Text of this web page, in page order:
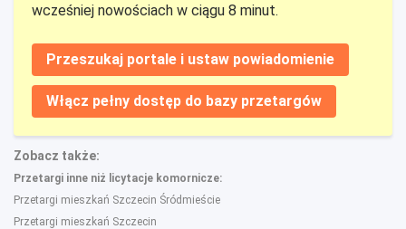
wcześniej nowościach w ciągu 8 minut.
Przeszukaj portale i ustaw powiadomienie
Włącz pełny dostęp do bazy przetargów
Zobacz także:
Przetargi inne niż licytacje komornicze:
Przetargi mieszkań Szczecin Śródmieście
Przetargi mieszkań Szczecin